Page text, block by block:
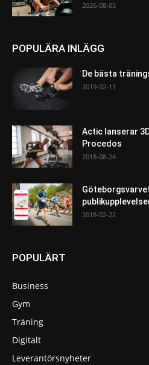
2026-08-05
POPULÄRA INLÄGG
De bästa
2019-02-11
Actic lanserar
Procedos
2018-08-24
2018-02-22
POPULÄRT
Business
Gym
Träning
Digitalt
Leverantörsnyheter